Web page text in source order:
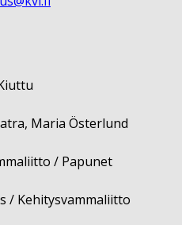
Maria Österlund
/ Papunet
/ Kehitysvammaliitto